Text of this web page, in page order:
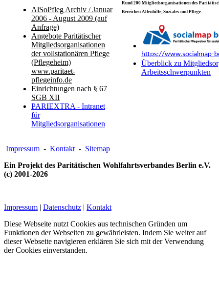
AlSoPfleg Archiv / Januar
2006 - August 2009 (auf
Anfrage)
Angebote Paritätischer
Mitgliedsorganisationen
der vollstationären Pflege
(Pflegeheim)
www.paritaet-
pflegeinfo.de
Einrichtungen nach § 67
SGB XII
PARIEXTRA - Intranet
für
Mitgliedsorganisationen
Rund 200 Mitgliedsorganisationen des
Bereichen Altenhilfe, Soziales und Pflege.
https://www.socialmap-
Überblick zu
Arbeitsschwerpunkten
Impressum - Kontakt - Sitemap
Ein Projekt des Paritätischen Wohlfahrtsverbandes Berlin e.V.
(c) 2001-2026
Impressum | Datenschutz | Kontakt
Diese Webseite nutzt Cookies aus technischen Gründen um
Funktionen der Webseiten zu gewährleisten. Indem Sie weiter auf
dieser Webseite navigieren erklären Sie sich mit der Verwendung
der Cookies einverstanden.